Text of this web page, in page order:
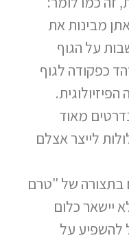
מבינות את
על הגוף
כפקודה לגוף
מאוד
לייצר אצלם
בתצורה של "טרם
יישאר כלום
להשפיע על